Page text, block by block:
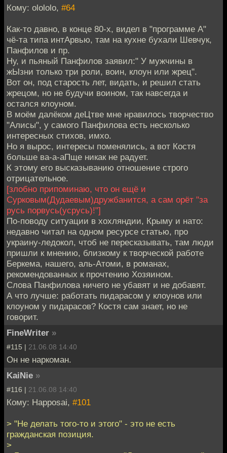
Кому: olololo, #64
Как-то давно, в конце 80-х, видел в "программе А"
чё-та типа интАрвью, там на кухне бухали Шевчук,
Панфилов и пр.
Ну, и пьяный Панфилов заявил:" У мужчины в
жЫзни только три роли, воин, клоун или жрец".
Вот он, под старость лет, видать, и решил стать
жрецом, но не будучи воином, так навсегда и
остался клоуном.
В моём далёком деЦтве мне нравилось творчество
"Алисы", у самого Панфилова есть несколько
интересных стихов, имхо.
Но я вырос, интересы поменялись, а вот Костя
больше ва-а-аПще никак не радует.
К этому его высказыванию отношение строго
отрицательное.
[злобно припоминаю, что он ещё и
Сурковым(Дудаевым)дружбанится, а сам орёт "за
русь порвусь(усрусь)!"]
По-поводу ситуации в хохляндии, Крыму и нато:
недавно читал на одном ресурсе статью, про
украину-ледокол, чтоб не пересказывать, там люди
пришли к мнению, близкому к творческой работе
Беркема, нашего, аль-Атоми, в романах,
рекомендованных к прочтению Хозяином.
Слова Панфилова ничего не убавят и не добавят.
А что лучше: работать пидарасом у клоунов или
клоуном у пидарасов? Костя сам знает, но не
говорит.
FineWriter »
#115 | 21.06.08 14:40
Он не наркоман.
KaiNie »
#116 | 21.06.08 14:40
Кому: Happosai, #101
> "Не делать того-то и этого" - это не есть
гражданская позиция.
>